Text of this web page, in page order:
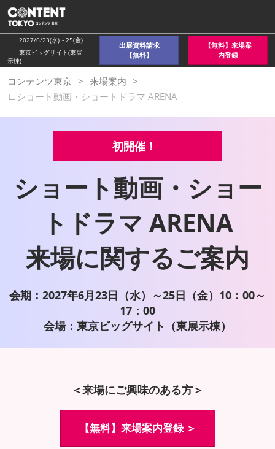
ス
キ
ッ
し
て
進
む
2027/6/23(水)～25(金)
東京ビッグサイト(東展
示棟)
出展資料請求
【無料】
【無料】来場案
内登録
コンテンツ東京
来場案内
∟ショート動画・ショートドラマ ARENA
初開催！
ショート動画・ショー
トドラマ ARENA
来場に関するご案内
会期：2027年6月23日（水）～25日（金）10：00～
17：00
会場：東京ビッグサイト（東展示棟）
＜来場にご興味のある方＞
【無料】来場案内登録 ＞